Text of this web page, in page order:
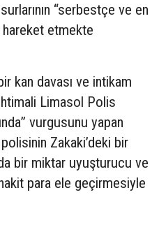
“serbestçe ve en
etmekte
kan davası ve intikam
Limasol Polis
vurgusunu yapan
Zakaki’deki bir
bir miktar uyuşturucu ve
para ele geçirmesiyle